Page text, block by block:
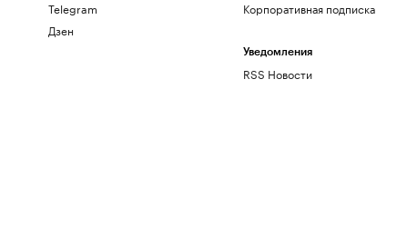
Telegram
Дзен
Корпоративная подписка
Уведомления
RSS Новости